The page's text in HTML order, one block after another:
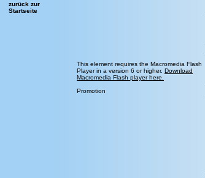
zurück zur
Startseite
This element requires the Macromedia Flash
Player in a version 6 or higher. Download
Macromedia Flash player here.
Promotion